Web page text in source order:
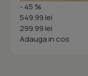
- 45 %
549.99 lei
299.99 lei
Adauga in cos